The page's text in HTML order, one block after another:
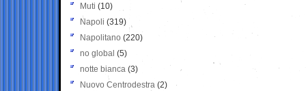
Muti (10)
Napoli (319)
Napolitano (220)
no global (5)
notte bianca (3)
Nuovo Centrodestra (2)